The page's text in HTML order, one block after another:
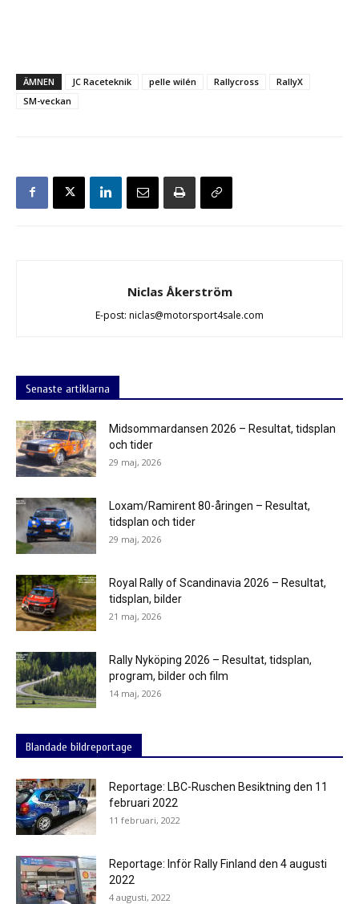
ÄMNEN JC Raceteknik pelle wilén Rallycross
RallyX
SM-veckan
Niclas Åkerström
E-post: niclas@motorsport4sale.com
Senaste artiklarna
Midsommardansen 2026 – Resultat, tidsplan
och tider
29 maj, 2026
Loxam/Ramirent 80-åringen – Resultat,
tidsplan och tider
29 maj, 2026
Royal Rally of Scandinavia 2026 – Resultat,
tidsplan, bilder
21 maj, 2026
Rally Nyköping 2026 – Resultat, tidsplan,
program, bilder och film
14 maj, 2026
Blandade bildreportage
Reportage: LBC-Ruschen Besiktning den 11
februari 2022
11 februari, 2022
Reportage: Inför Rally Finland den 4 augusti
2022
4 augusti, 2022